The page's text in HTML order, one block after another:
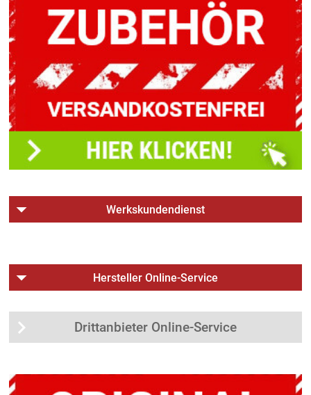
Werkskundendienst
Hersteller Online-Service
Drittanbieter Online-Service